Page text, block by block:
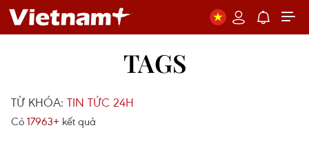
TAGS
TỪ KHÓA: TIN TỨC 24H
Có 17963+ kết quả